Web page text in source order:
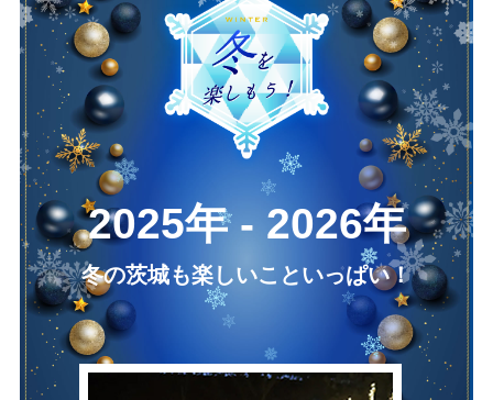
2025年 - 2026年
冬の茨城も楽しいこといっぱい！